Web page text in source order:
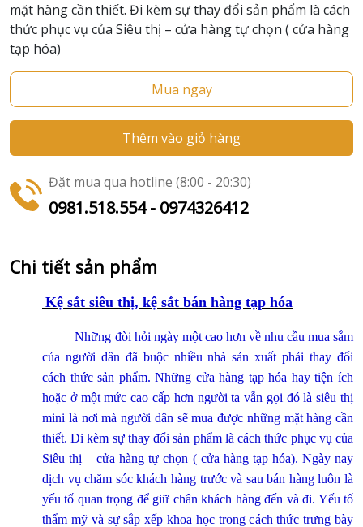
mặt hàng cần thiết. Đi kèm sự thay đổi sản phẩm là cách
thức phục vụ của Siêu thị – cửa hàng tự chọn ( cửa hàng
tạp hóa)
Mua ngay
Thêm vào giỏ hàng
Đặt mua qua hotline (8:00 - 20:30)
0981.518.554 - 0974326412
Chi tiết sản phẩm
Kệ sắt siêu thị, kệ sắt bán hàng tạp hóa
Những đòi hỏi ngày một cao hơn về nhu cầu mua sắm
của người dân đã buộc nhiều nhà sản xuất phải thay đổi
cách thức sản phẩm. Những cửa hàng tạp hóa hay tiện ích
hoặc ở một mức cao cấp hơn người ta vẫn gọi đó là siêu thị
mini là nơi mà người dân sẽ mua được những mặt hàng cần
thiết. Đi kèm sự thay đổi sản phẩm là cách thức phục vụ của
Siêu thị – cửa hàng tự chọn ( cửa hàng tạp hóa). Ngày nay
dịch vụ chăm sóc khách hàng trước và sau bán hàng luôn là
yếu tố quan trọng để giữ chân khách hàng đến và đi. Yếu tố
thẩm mỹ và sự sắp xếp khoa học trong cách thức trưng bày